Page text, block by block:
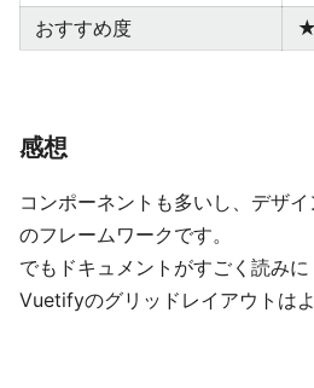
おすすめ度
感想
コンポーネントも多いし、デザ
のフレームワークです。
でもドキュメントがすごく読み
Vuetifyのグリッドレイアウトはよ